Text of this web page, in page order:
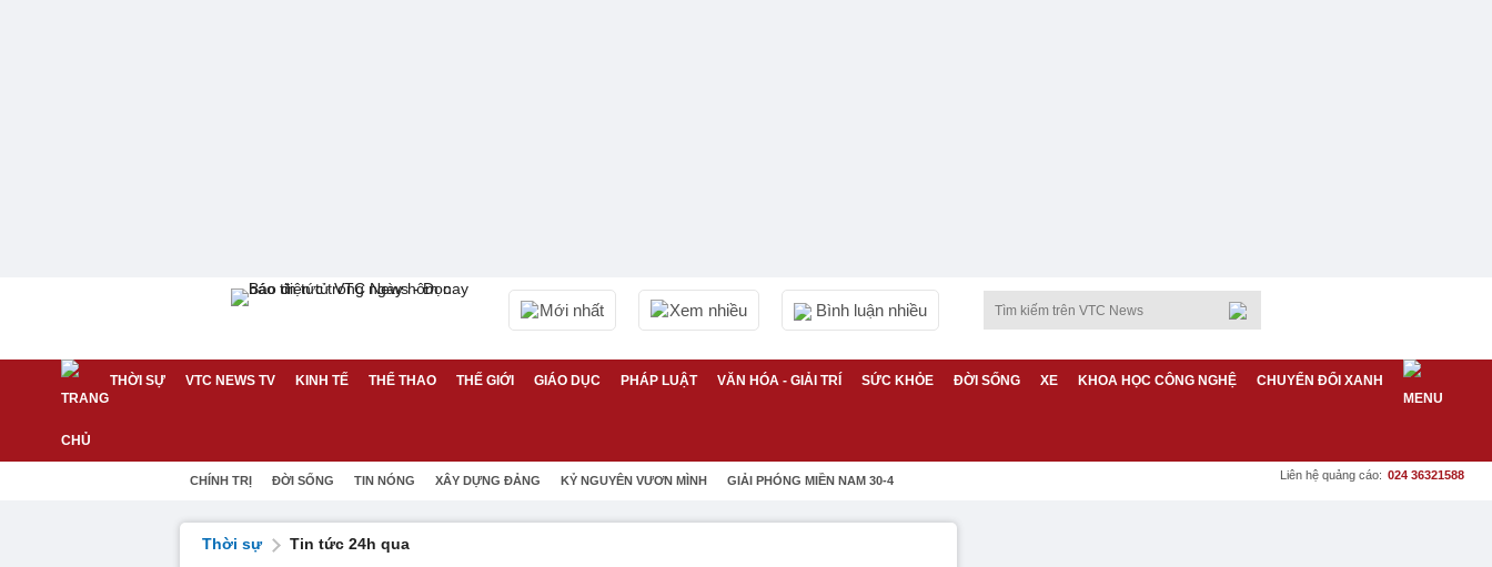
Mới nhất Xem nhiều Bình luận nhiều
THỜI SỰ VTC NEWS TV KINH TẾ THỂ THAO THẾ GIỚI GIÁO DỤC PHÁP LUẬT VĂN HÓA - GIẢI TRÍ SỨC KHỎE ĐỜI SỐNG XE KHOA HỌC CÔNG NGHỆ CHUYỂN ĐỔI XANH
CHÍNH TRỊ ĐỜI SỐNG TIN NÓNG XÂY DỰNG ĐẢNG KỶ NGUYÊN VƯƠN MÌNH GIẢI PHÓNG MIỀN NAM 30-4 Liên hệ quảng cáo: 024 36321588
Thời sự Tin tức 24h qua